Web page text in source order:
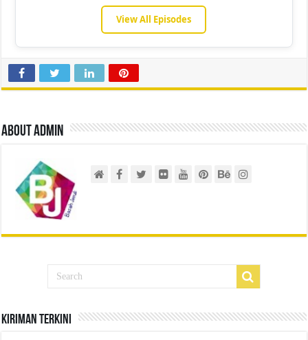
View All Episodes
About admin
Kiriman Terkini